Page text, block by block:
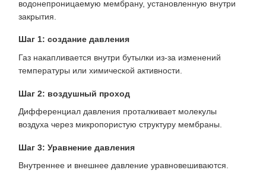
водонепроницаемую мембрану, установленную внутри
закрытия.
Шаг 1: создание давления
Газ накапливается внутри бутылки из-за изменений
температуры или химической активности.
Шаг 2: воздушный проход
Дифференциал давления проталкивает молекулы
воздуха через микропористую структуру мембраны.
Шаг 3: Уравнение давления
Внутреннее и внешнее давление уравновешиваются.